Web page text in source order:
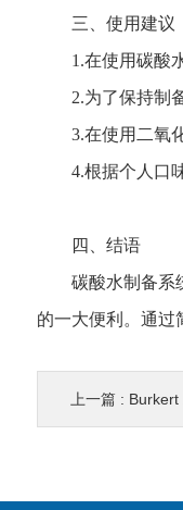
三、使用建议
1.在使用碳酸水
2.为了保持制备
3.在使用二氧化
4.根据个人口味
四、结语
碳酸水制备系统
的一大便利。通过
上一篇 : Burkert